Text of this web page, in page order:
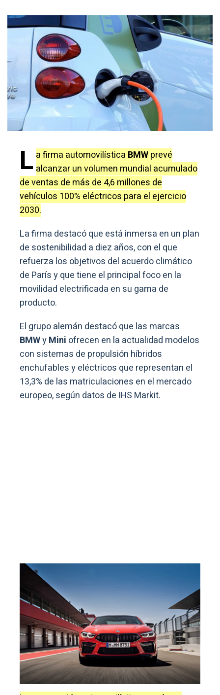
L a firma automovilística BMWprevé
alcanzar un volumen mundial acumulado
de ventas de más de 4,6 millones de
vehículos 100% eléctricos para el ejercicio
2030.
La firma destacó que está inmersa en un plan
de sostenibilidad a diez años, con el que
refuerza los objetivos del acuerdo climático
de París y que tiene el principal foco en la
movilidad electrificada en su gama de
producto.
El grupo alemán destacó que las marcas
BMWyMini ofrecen en la actualidad modelos
con sistemas de propulsión híbridos
enchufables y eléctricos que representan el
13,3% de las matriculaciones en el mercado
europeo, según datos de IHS Markit.